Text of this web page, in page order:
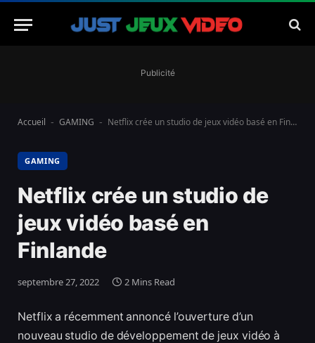
Publicité
Accueil - GAMING - Netflix crée un studio de jeux vidéo basé en Finlande
GAMING
Netflix crée un studio de
jeux vidéo basé en
Finlande
septembre 27, 2022 2 Mins Read
Netflix a récemment annoncé l’ouverture d’un
nouveau studio de développement de jeux vidéo à